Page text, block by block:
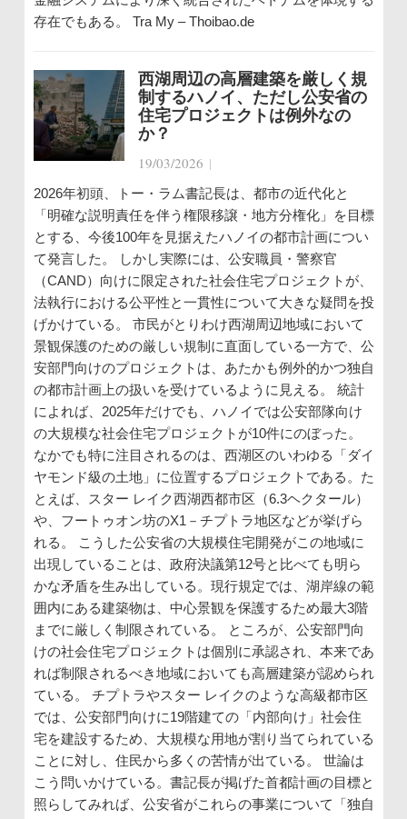
存在でもある。 Tra My – Thoibao.de
西湖周辺の高層建築を厳しく規
制するハノイ、ただし公安省の
住宅プロジェクトは例外なの
か？
19/03/2026 |
2026年初頭、トー・ラム書記長は、都市の近代化と
「明確な説明責任を伴う権限移譲・地方分権化」を目標
とする、今後100年を見据えたハノイの都市計画につい
て発言した。 しかし実際には、公安職員・警察官
（CAND）向けに限定された社会住宅プロジェクトが、
法執行における公平性と一貫性について大きな疑問を投
げかけている。 市民がとりわけ西湖周辺地域において
景観保護のための厳しい規制に直面している一方で、公
安部門向けのプロジェクトは、あたかも例外的かつ独自
の都市計画上の扱いを受けているように見える。 統計
によれば、2025年だけでも、ハノイでは公安部隊向け
の大規模な社会住宅プロジェクトが10件にのぼった。
なかでも特に注目されるのは、西湖区のいわゆる「ダイ
ヤモンド級の土地」に位置するプロジェクトである。た
とえば、スター レイク西湖西都市区（6.3ヘクタール）
や、フートゥオン坊のX1－チプトラ地区などが挙げら
れる。 こうした公安省の大規模住宅開発がこの地域に
出現していることは、政府決議第12号と比べても明ら
かな矛盾を生み出している。現行規定では、湖岸線の範
囲内にある建築物は、中心景観を保護するため最大3階
までに厳しく制限されている。 ところが、公安部門向
けの社会住宅プロジェクトは個別に承認され、本来であ
れば制限されるべき地域においても高層建築が認められ
ている。 チプトラやスター レイクのような高級都市区
では、公安部門向けに19階建ての「内部向け」社会住
宅を建設するため、大規模な用地が割り当てられている
ことに対し、住民から多くの苦情が出ている。 世論は
こう問いかけている。書記長が掲げた首都計画の目標と
照らしてみれば、公安省がこれらの事業について「独自